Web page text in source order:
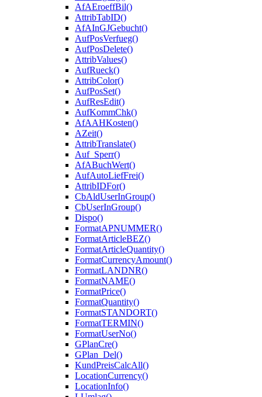
AfAEroeffBil()
AttribTabID()
AfAInGJGebucht()
AufPosVerfueg()
AufPosDelete()
AttribValues()
AufRueck()
AttribColor()
AufPosSet()
AufResEdit()
AufKommChk()
AfAAHKosten()
AZeit()
AttribTranslate()
Auf_Sperr()
AfABuchWert()
AufAutoLiefFrei()
AttribIDFor()
CbAldUserInGroup()
CbUserInGroup()
Dispo()
FormatAPNUMMER()
FormatArticleBEZ()
FormatArticleQuantity()
FormatCurrencyAmount()
FormatLANDNR()
FormatNAME()
FormatPrice()
FormatQuantity()
FormatSTANDORT()
FormatTERMIN()
FormatUserNo()
GPlanCre()
GPlan_Del()
KundPreisCalcAll()
LocationCurrency()
LocationInfo()